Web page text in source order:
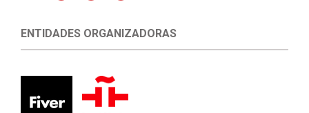
ENTIDADES ORGANIZADORAS